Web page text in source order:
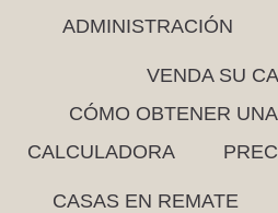
ADMINISTRACIÓN
VENDA SU
CÓMO OBTENER
CALCULADORA
CASAS EN REMATE